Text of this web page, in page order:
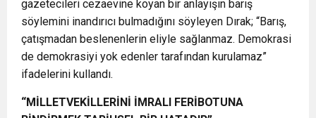
gazetecileri cezaevine koyan bir anlayışın barış
söylemini inandırıcı bulmadığını söyleyen Dırak; “Barış,
çatışmadan beslenenlerin eliyle sağlanmaz. Demokrasi
de demokrasiyi yok edenler tarafından kurulamaz”
ifadelerini kullandı.
“MİLLETVEKİLLERİNİ İMRALI FERİBOTUNA